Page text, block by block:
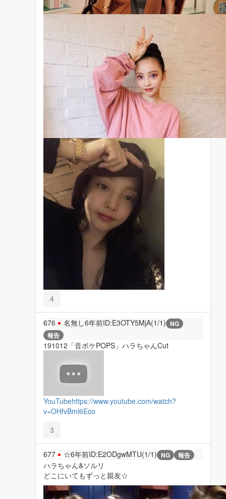
4
676 名無し6年前ID:E3OTY5MjA(1/1) NG
報告
191012「音ボケPOPS」ハラちゃんCut
YouTubehttps://www.youtube.com/watch?
v=OHfvBml6Eco
3
677 ☆6年前ID:E2ODgwMTU(1/1) NG 報告
ハラちゃん&ソルリ
どこにいてもずっと親友☆